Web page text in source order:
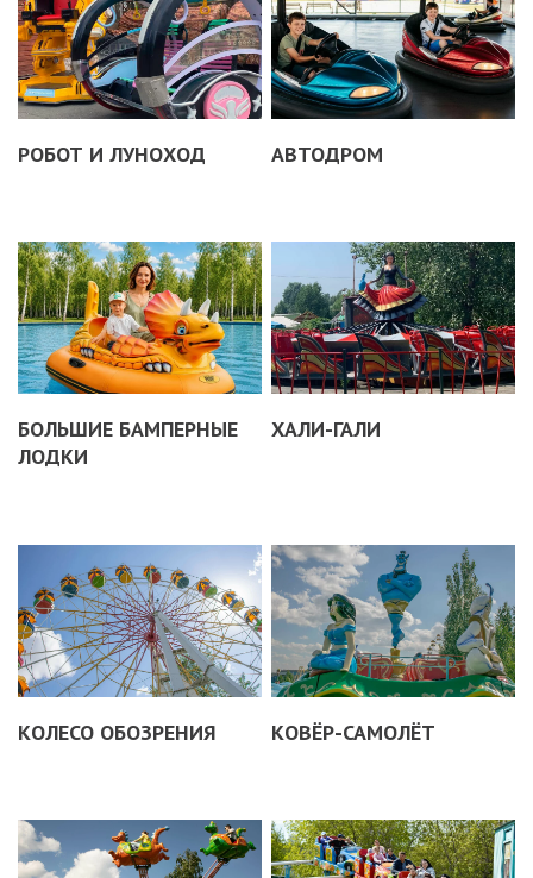
РОБОТ И ЛУНОХОД АВТОДРОМ
БОЛЬШИЕ БАМПЕРНЫЕ
ЛОДКИ
ХАЛИ-ГАЛИ
КОЛЕСО ОБОЗРЕНИЯ КОВЁР-САМОЛЁТ